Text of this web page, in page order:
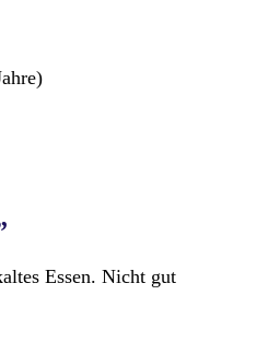
Essen. Nicht gut